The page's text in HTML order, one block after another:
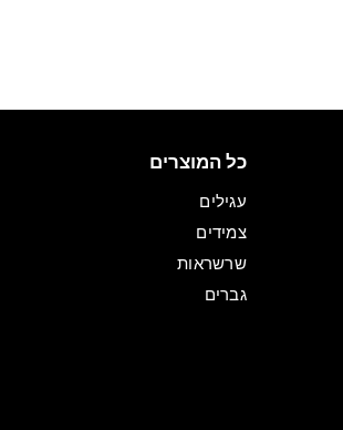
כל המוצרים
עגילים
צמידים
שרשראות
גברים